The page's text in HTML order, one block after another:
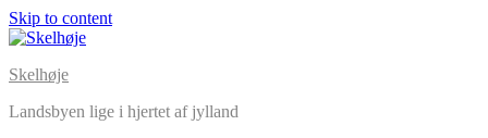
Skip to content
Skelhøje
Landsbyen lige i hjertet af jylland